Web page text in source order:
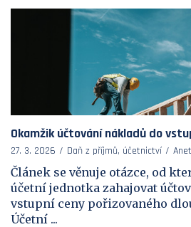
Okamžik účtování nákladů do
27. 3. 2026 Daň z příjmů, účetnictví
Článek se věnuje otázce, od
účetní jednotka zahajovat
vstupní ceny pořizovaného
Účetní ...